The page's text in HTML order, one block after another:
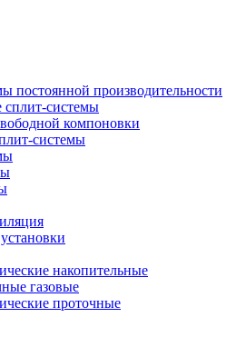
постоянной производительности
системы
компоновки
системы
накопительные
газовые
проточные